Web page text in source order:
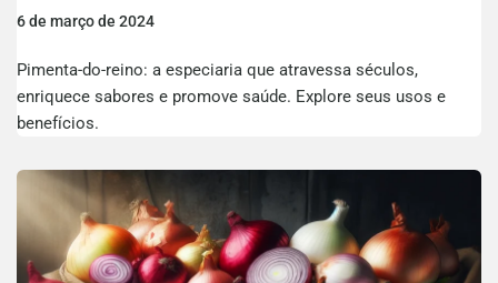
6 de março de 2024
Pimenta-do-reino: a especiaria que atravessa séculos,
enriquece sabores e promove saúde. Explore seus usos e
benefícios.